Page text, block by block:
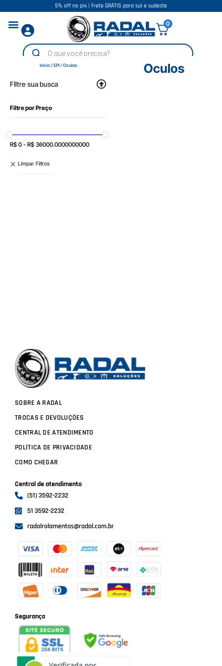
5% off no pix | Frete GRÁTIS para sul e sudeste
0
Início/EPI/ Oculos
FIltre sua busca
Filtre por Preço
R$ 0 - R$ 36000.0000000000
Oculos
SOBRE A RADAL
TROCAS E DEVOLUÇÕES
CENTRAL DE ATENDIMENTO
POLÍTICA DE PRIVACIDADE
COMO CHEGAR
Central de atendimento
(51) 3592-2232
51 3592-2232
radalrolamentos@radal.com.br
Formas de pagamento
Segurança